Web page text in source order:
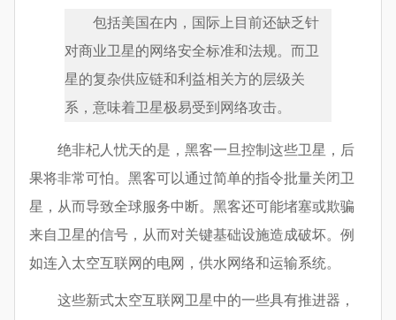
包括美国在内，国际上目前还缺乏针
对商业卫星的网络安全标准和法规。而卫
星的复杂供应链和利益相关方的层级关
系，意味着卫星极易受到网络攻击。
绝非杞人忧天的是，黑客一旦控制这些卫星，后
果将非常可怕。黑客可以通过简单的指令批量关闭卫
星，从而导致全球服务中断。黑客还可能堵塞或欺骗
来自卫星的信号，从而对关键基础设施造成破坏。例
如连入太空互联网的电网，供水网络和运输系统。
这些新式太空互联网卫星中的一些具有推进器，